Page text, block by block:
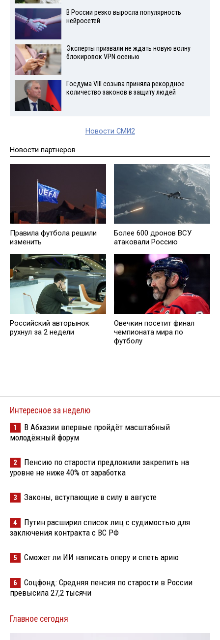
В России резко выросла популярность
нейросетей
Эксперты призвали не ждать новую волну
блокировок VPN осенью
Госдума VIII созыва приняла рекордное
количество законов в защиту людей
Новости СМИ2
Новости партнеров
Правила футбола решили
изменить
Более 600 дронов ВСУ
атаковали Россию
Российский авторынок
рухнул за 2 недели
Овечкин посетит финал
чемпионата мира по
футболу
Интересное за неделю
1
В Абхазии впервые пройдёт масштабный
молодёжный форум
2
Пенсию по старости предложили закрепить на
уровне не ниже 40% от заработка
3 Законы, вступающие в силу в августе
4
Путин расширил список лиц с судимостью для
заключения контракта с ВС РФ
5 Сможет ли ИИ написать оперу и спеть арию
6
Соцфонд: Средняя пенсия по старости в России
превысила 27,2 тысячи
Главное сегодня